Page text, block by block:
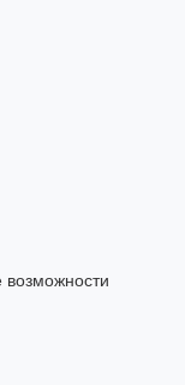
возможности